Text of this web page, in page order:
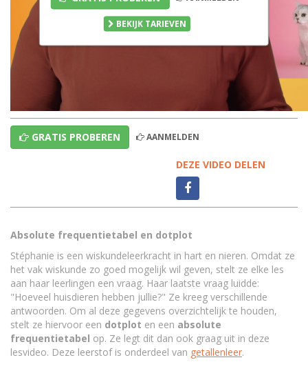
BEKIJK TARIEVEN
GRATIS PROBEREN AANMELDEN
DEZE VIDEO DELEN
Absolute frequentietabel en dotplot
Stéphanie is een wiskundeleerkracht in hart en nieren. Omdat ze
het vak wiskunde zo goed mogelijk wil geven, stelt ze elke les
aan haar leerlingen een vraag. Haar laatste vraag luidde:
"Hoeveel huisdieren hebben jullie?" Ze kreeg verschillende
antwoorden. Om al deze gegevens overzichtelijk te houden,
stelt ze hiervoor een dotplot en een absolute
frequentietabel op. Ze legt dit dan ook graag uit in deze
lesvideo. Deze leerstof is onderdeel van getallenleer.